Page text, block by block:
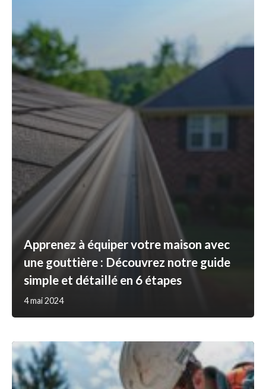
Apprenez à équiper votre maison avec
une gouttière : Découvrez notre guide
simple et détaillé en 6 étapes
4 mai 2024